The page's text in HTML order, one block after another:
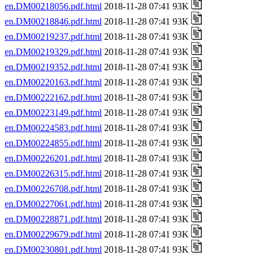
en.DM00218056.pdf.html 2018-11-28 07:41 93K
en.DM00218846.pdf.html 2018-11-28 07:41 93K
en.DM00219237.pdf.html 2018-11-28 07:41 93K
en.DM00219329.pdf.html 2018-11-28 07:41 93K
en.DM00219352.pdf.html 2018-11-28 07:41 93K
en.DM00220163.pdf.html 2018-11-28 07:41 93K
en.DM00222162.pdf.html 2018-11-28 07:41 93K
en.DM00223149.pdf.html 2018-11-28 07:41 93K
en.DM00224583.pdf.html 2018-11-28 07:41 93K
en.DM00224855.pdf.html 2018-11-28 07:41 93K
en.DM00226201.pdf.html 2018-11-28 07:41 93K
en.DM00226315.pdf.html 2018-11-28 07:41 93K
en.DM00226708.pdf.html 2018-11-28 07:41 93K
en.DM00227061.pdf.html 2018-11-28 07:41 93K
en.DM00228871.pdf.html 2018-11-28 07:41 93K
en.DM00229679.pdf.html 2018-11-28 07:41 93K
en.DM00230801.pdf.html 2018-11-28 07:41 93K